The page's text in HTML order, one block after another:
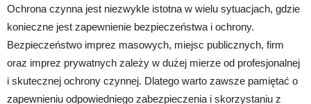
Ochrona czynna jest niezwykle istotna w wielu sytuacjach, gdzie
konieczne jest zapewnienie bezpieczeństwa i ochrony.
Bezpieczeństwo imprez masowych, miejsc publicznych, firm
oraz imprez prywatnych zależy w dużej mierze od profesjonalnej
i skutecznej ochrony czynnej. Dlatego warto zawsze pamiętać o
zapewnieniu odpowiedniego zabezpieczenia i skorzystaniu z